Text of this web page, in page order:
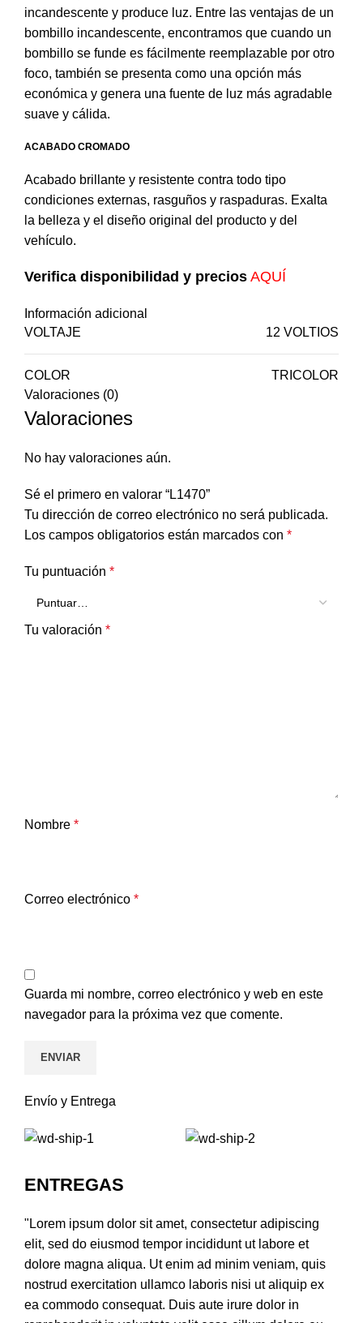
incandescente y produce luz. Entre las ventajas de un
bombillo incandescente, encontramos que cuando un
bombillo se funde es fácilmente reemplazable por otro
foco, también se presenta como una opción más
económica y genera una fuente de luz más agradable
suave y cálida.
ACABADO CROMADO
Acabado brillante y resistente contra todo tipo
condiciones externas, rasguños y raspaduras. Exalta
la belleza y el diseño original del producto y del
vehículo.
Verifica disponibilidad y precios AQUÍ
Información adicional
VOLTAJE
12 VOLTIOS
COLOR
TRICOLOR
Valoraciones (0)
Valoraciones
No hay valoraciones aún.
Sé el primero en valorar “L1470”
Tu dirección de correo electrónico no será publicada.
Los campos obligatorios están marcados con *
Tu puntuación *
Tu valoración *
Nombre *
Correo electrónico *
Guarda mi nombre, correo electrónico y web en este
navegador para la próxima vez que comente.
Envío y Entrega
ENTREGAS
"Lorem ipsum dolor sit amet, consectetur adipiscing
elit, sed do eiusmod tempor incididunt ut labore et
dolore magna aliqua. Ut enim ad minim veniam, quis
nostrud exercitation ullamco laboris nisi ut aliquip ex
ea commodo consequat. Duis aute irure dolor in